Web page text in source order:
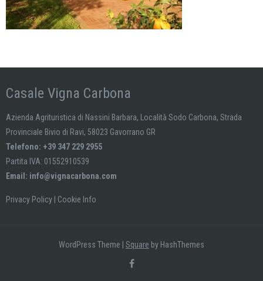
Casale Vigna Carbona
Azienda Agrituristica di Nassini Barbara, Località Sodo Carbona, Strada
Provinciale Bivio di Ravi, 58023 Gavorrano GR
Telefono: +39 347 229 2955
Partita IVA: 01552910539
Email: info@vignacarbona.com
Privacy Policy Cookie Info
WordPress Theme Square by HashThemes